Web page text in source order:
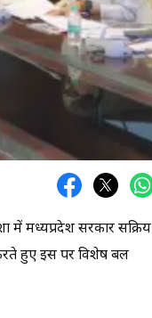
में मध्यप्रदेश सरकार सक्रिय
हुए इस पर विशेष बल